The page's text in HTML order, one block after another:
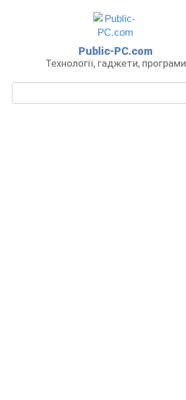
Public-PC.com
Технології, гаджети, програми